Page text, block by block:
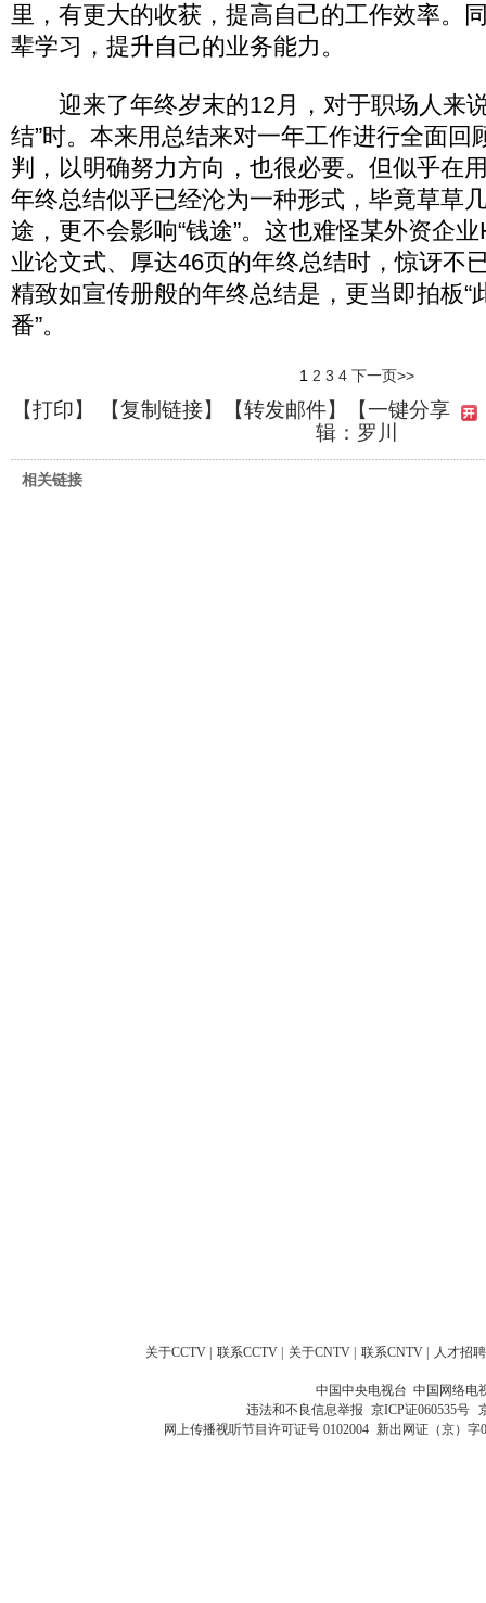
里，有更大的收获，提高自己的工作效率。
辈学习，提升自己的业务能力。
迎来了年终岁末的12月，对于职场人来说
结”时。本来用总结来对一年工作进行全面回
判，以明确努力方向，也很必要。但似乎在
年终总结似乎已经沦为一种形式，毕竟草草
途，更不会影响“钱途”。这也难怪某外资企
业论文式、厚达46页的年终总结时，惊讶不
精致如宣传册般的年终总结是，更当即拍板“
番”。
1 2 3 4 下一页>>
【打印】 【复制链接】【转发邮件】
【一键分享
辑：罗川
相关链接
关于CCTV 联系CCTV 关于CNTV 联系CNTV 人才招聘
中国中央电视台 中国网络电
违法和不良信息举报 京ICP证060535号
网上传播视听节目许可证号 0102004 新出网证（京）